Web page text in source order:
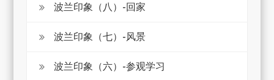
波兰印象（八）-回家
波兰印象（七）-风景
波兰印象（六）-参观学习